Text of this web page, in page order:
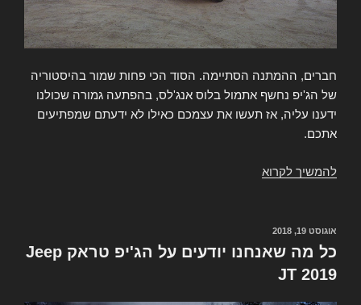
חברים, ההמתנה הסתיימה. הסוד הכי פחות שמור בהיסטוריה
של הג'יפ נחשף אתמול בלוס אנג'לס, בהפתעה גמורה שכולנו
ידענו עליה, אז תעשו את עצמכם כאילו לא ידעתם שמפתיעים
אתכם.
להמשיך לקרוא
פורסם
אוגוסט 19, 2018
כל מה שאנחנו יודעים על הג'יפ טראק Jeep
JT 2019